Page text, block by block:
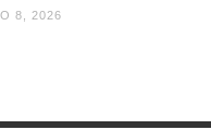
8, 2026